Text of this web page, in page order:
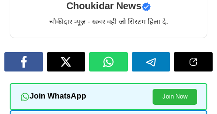
Choukidar News
चौकीदार न्यूज़ - खबर वही जो सिस्टम हिला दे.
Join WhatsApp Join Now